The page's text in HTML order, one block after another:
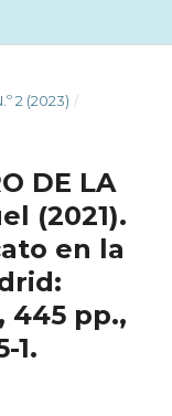
2 (2023) /
DE LA
(2021).
en la
445 pp.,
1.